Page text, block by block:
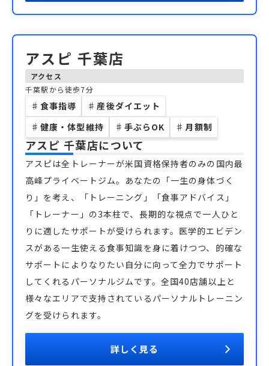
アスピ 千葉店
アクセス
千葉駅から徒歩7分
♯ 食事指導 ♯ 産後ダイエット
♯ 健康・体型維持 ♯ 手ぶらOK ♯ 月額制
アスピ 千葉店について
アスピは全トレーナーが米国資格保持者のみの国内最
高峰プライベートジム。あなたの「一生の身体づく
り」を考え、「トレーニング」「食事アドバイス」
「トレーナー」の3本柱で、長期的な視点で一人ひと
りに適したサポートが受けられます。医学的エビデン
スがある一生使える食事知識を身に着けつつ、的確な
サポートによりなりたい自分に向って全力でサポート
してくれるパーソナルジムです。全国40店舗以上と
様々なエリアで支持されているパーソナルトレーニン
グを受けられます。
詳しく見る